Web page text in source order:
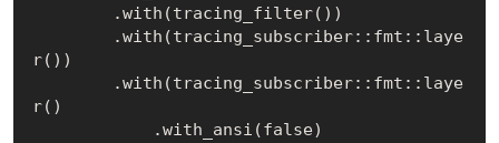
r())
r()
            .with_ansi(
false)